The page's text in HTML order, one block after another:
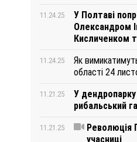
11.24.25
У Полтаві
Олександром
Кисличенком
11.24.25
Як
області 24
11.21.25
У
рибальський
11.21.25
Революція
учасниці